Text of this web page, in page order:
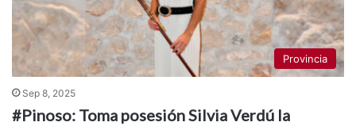
Provincia
Sep 8, 2025
#Pinoso: Toma posesión Silvia Verdú la